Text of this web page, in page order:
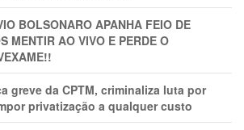
BOLSONARO APANHA FEIO DE
MENTIR AO VIVO E PERDE O
greve da CPTM, criminaliza luta por
privatização a qualquer custo